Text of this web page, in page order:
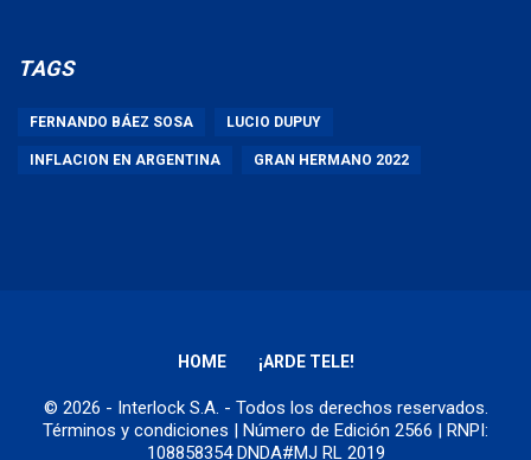
TAGS
FERNANDO BÁEZ SOSA LUCIO DUPUY
INFLACION EN ARGENTINA GRAN HERMANO 2022
HOME ¡ARDE TELE!
© 2026 - Interlock S.A. - Todos los derechos reservados.
Términos y condiciones | Número de Edición 2566 | RNPI:
108858354 DNDA#MJ RL 2019